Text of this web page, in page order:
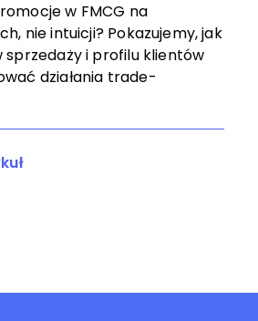
w FMCG na
nie intuicji? Pokazujemy, jak
sprzedaży i profilu klientów
działania trade-